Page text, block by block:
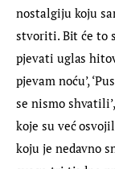
nostalgiju koju
stvoriti. Bit će to
pjevati uglas
pjevam noću’,
se nismo
koje su već
koju je nedavno